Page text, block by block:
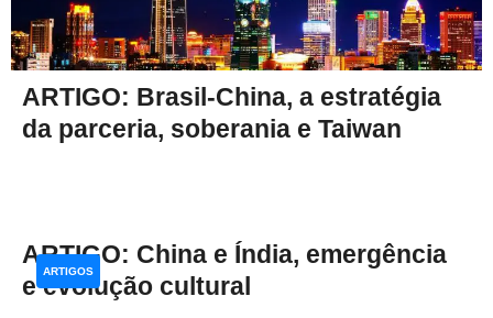
ARTIGO: Brasil-China, a estratégia
da parceria, soberania e Taiwan
ARTIGO: China e Índia, emergência
e evolução cultural
ARTIGOS